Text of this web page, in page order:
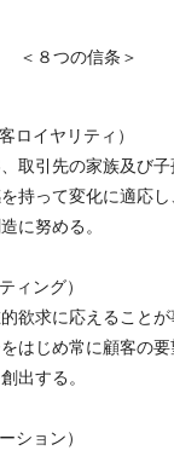
＜８つの信条＞
イヤリティ）
取引先の家族及び
持って変化に適応
に努める。
ィング）
欲求に応えること
はじめ常に顧客の
出する。
ション）